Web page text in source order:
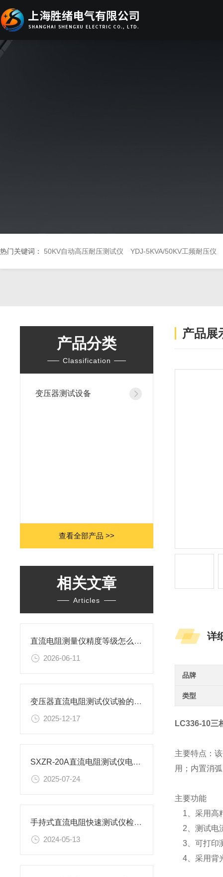
热门关键词： 50KV自动高压耐压测试仪 YDJ-5KVA/50KV工频耐压仪
产品分类
Classification
变压器测试设备
查看全部产品 >>
相关文章
Articles
直流电阻测量仪精度等级怎么选？
2026-06-11
变压器直流电阻测试仪试验的目的是什么?
2025-12-17
SXZR-20A直流电阻测试仪电流档位的选择方法有哪些？
2025-07-24
手持式直流电阻快速测试仪检测变压器
2024-05-13
产品展
详
品牌
类型
LC336-10三
主要特点：
用；内置消
主要功能
1、采用高
2、测试电
3、可打印
4、采用背